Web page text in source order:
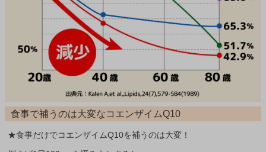
食事で補うのは大変なコエンザイムQ10
★食事だけでコエンザイムQ10を補うのは大変！